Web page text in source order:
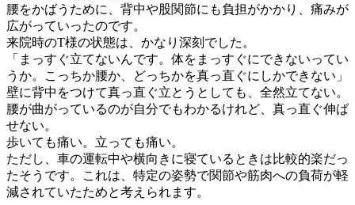
腰をかばうために、背中や股関節にも負担がかかり、痛みが
広がっていったのです。
来院時のT様の状態は、かなり深刻でした。
「まっすぐ立てないんです。体をまっすぐにできないってい
うか。こっちか腰か、どっちかを真っ直ぐにしかできない」
壁に背中をつけて真っ直ぐ立とうとしても、全然立てない。
腰が曲がっているのが自分でもわかるけれど、真っ直ぐ伸ば
せない。
歩いても痛い。立っても痛い。
ただし、車の運転中や横向きに寝ているときは比較的楽だっ
たそうです。これは、特定の姿勢で関節や筋肉への負荷が軽
減されていたためと考えられます。